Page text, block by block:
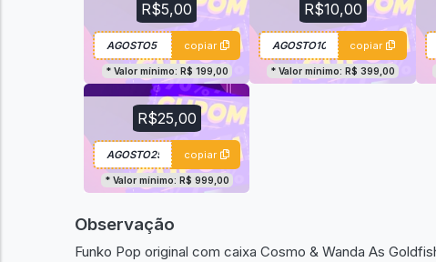
R$5,00
copiar
* Valor mínimo: R$ 199,00
R$10,00
copiar
* Valor mínimo: R$ 399,00
R$25,00
copiar
* Valor mínimo: R$ 999,00
Observação
Funko Pop original com caixa Cosmo & Wanda As